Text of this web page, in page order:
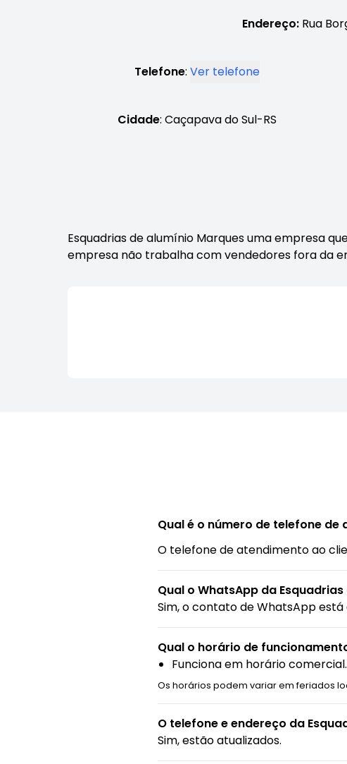
Endereço: Rua
Telefone: Ver telefone
Cidade: Caçapava do Sul-RS
Esquadrias de alumínio Marques uma empresa
empresa não trabalha com vendedores fora da
Qual é o número de telefone
O telefone de atendimento ao
Qual o WhatsApp da
Sim, o contato de WhatsApp está
Qual o horário de
Funciona em horário comercial.
Os horários podem variar em feriados
O telefone e endereço da
Sim, estão atualizados.